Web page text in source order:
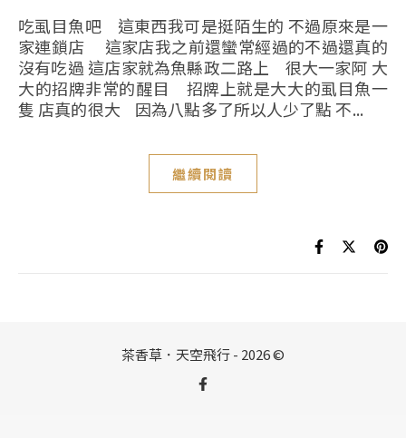
吃虱目魚吧 這東西我可是挺陌生的 不過原來是一
家連鎖店 這家店我之前還蠻常經過的不過還真的
沒有吃過 這店家就為魚縣政二路上 很大一家阿 大
大的招牌非常的醒目 招牌上就是大大的虱目魚一
隻 店真的很大 因為八點多了所以人少了點 不...
繼續閱讀
茶香草．天空飛行 - 2026 ©